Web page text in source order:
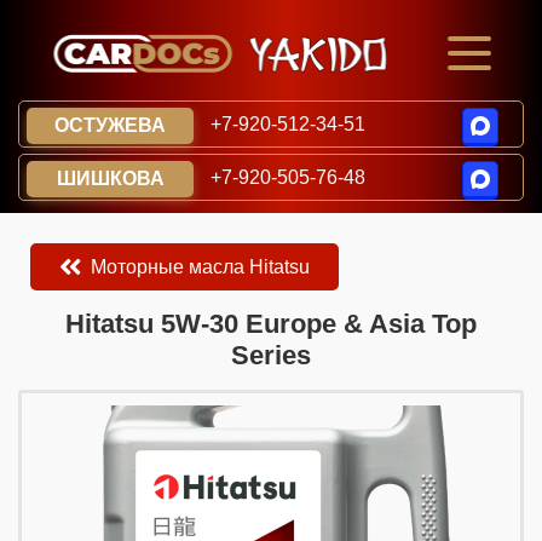
ОСТУЖЕВА +7-920-512-34-51
ШИШКОВА +7-920-505-76-48
Моторные масла Hitatsu
​​​​Hitatsu 5W-30 Europe & Asia Top
Series